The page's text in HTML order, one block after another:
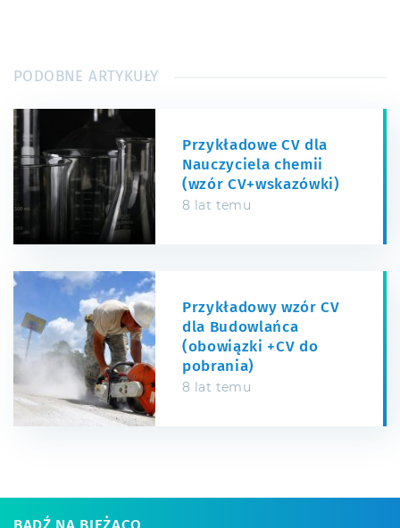
PODOBNE ARTYKUŁY
Przykładowe CV dla
Nauczyciela chemii
(wzór CV+wskazówki)
8 lat temu
Przykładowy wzór CV
dla Budowlańca
(obowiązki +CV do
pobrania)
8 lat temu
BĄDŹ NA BIEŻĄCO